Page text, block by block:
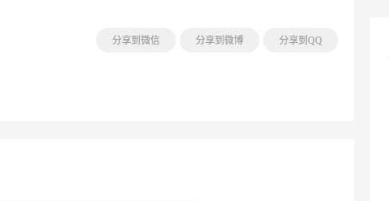
分享到微信 分享到微博 分享到QQ